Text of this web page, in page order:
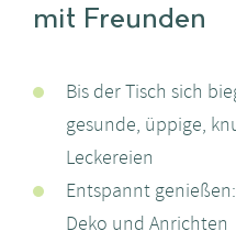
mit Freunden
Bis der Tisch sich
gesunde, üppige,
Leckereien
Entspannt
Deko und Anrichten